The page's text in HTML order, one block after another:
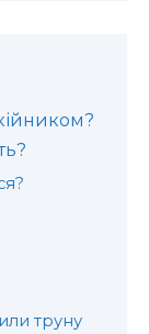
труну